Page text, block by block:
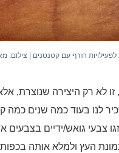
לפעילויות חורף עם קטנטנים | צילום:
זו לא רק היצירה שנוצרת,
לנו בעוד כמה שנים כמה
גואש/ידיים בצבעים
העץ ולמלא אותה בכפות